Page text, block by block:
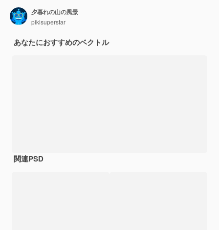
夕暮れの山の風景
pikisuperstar
あなたにおすすめのベクトル
関連PSD